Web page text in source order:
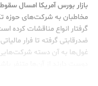
بازار بورس آمریکا امسال
مخاطبان به شرکت‌های حوزه
گرفتار انواع مناقشات کرده
ضدرقابتی گرفته تا فرار
غول‌ها به آن دسته